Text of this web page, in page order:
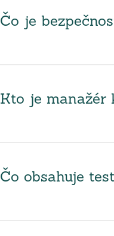
Čo je
Kto je manažér
Čo obsahuje